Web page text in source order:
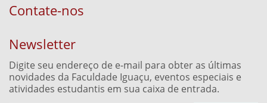
Contate-nos
Newsletter
Digite seu endereço de e-mail para obter as últimas
novidades da Faculdade Iguaçu, eventos especiais e
atividades estudantis em sua caixa de entrada.